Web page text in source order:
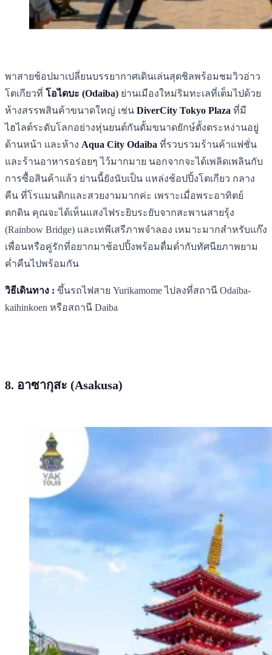
พาสายช้อปมาเปลี่ยนบรรยากาศเดินเล่นสุดชิลพร้อมชมวิวอ่าว
โตเกียวที่ โอไดบะ (Odaiba) ย่านเมืองใหม่ริมทะเลที่เต็มไปด้วย
ห้างสรรพสินค้าขนาดใหญ่ เช่น DiverCity Tokyo Plaza ที่มี
ไฮไลต์ระดับโลกอย่างหุ่นยนต์กันดั้มขนาดยักษ์ตั้งตระหง่านอยู่
ด้านหน้า และห้าง Aqua City Odaiba ที่รวบรวมร้านค้าแฟชั่น
และร้านอาหารอร่อยๆ ไว้มากมาย นอกจากจะได้เพลิดเพลินกับ
การซื้อสินค้าแล้ว ย่านนี้ยังนับเป็น แหล่งช้อปปิ้งโตเกียว กลาง
คืน ที่โรแมนติกและสวยงามมากค่ะ เพราะเมื่อพระอาทิตย์
ตกดิน คุณจะได้เห็นแสงไฟระยิบระยับจากสะพานสายรุ้ง
(Rainbow Bridge) และเทพีเสรีภาพจำลอง เหมาะมากสำหรับแก๊ง
เพื่อนหรือคู่รักที่อยากมาช้อปปิ้งพร้อมดื่มด่ำกับทัศนียภาพยาม
ค่ำคืนไปพร้อมกัน
วิธีเดินทาง : ขึ้นรถไฟสาย Yurikamome ไปลงที่สถานี Odaiba-
kaihinkoen หรือสถานี Daiba
8. อาซากุสะ (Asakusa)